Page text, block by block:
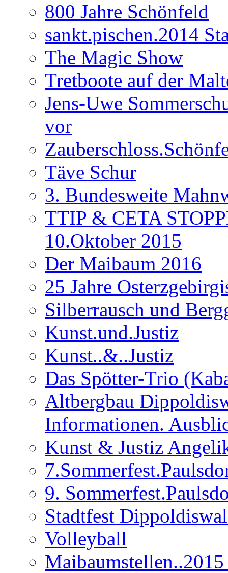
800 Jahre Schönfeld
sankt.pischen.2014
The Magic Show
Tretboote auf der
Jens-Uwe
vor
Täve Schur
3. Bundesweite
TTIP & CETA
10.Oktober 2015
Der Maibaum 2016
25 Jahre
Silberrausch und
Kunst.und.Justiz
Kunst..&..Justiz
Das Spötter-Trio
Altbergbau
Informationen.
Kunst & Justiz
9.
Stadtfest
Volleyball